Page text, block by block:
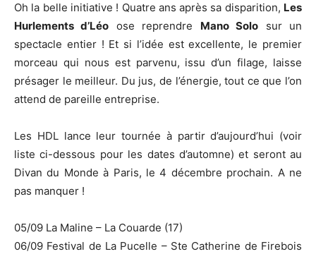
Oh la belle initiative ! Quatre ans après sa disparition, Les
Hurlements d’Léo ose reprendre Mano Solo sur un
spectacle entier ! Et si l’idée est excellente, le premier
morceau qui nous est parvenu, issu d’un filage, laisse
présager le meilleur. Du jus, de l’énergie, tout ce que l’on
attend de pareille entreprise.
Les HDL lance leur tournée à partir d’aujourd’hui (voir
liste ci-dessous pour les dates d’automne) et seront au
Divan du Monde à Paris, le 4 décembre prochain. A ne
pas manquer !
05/09 La Maline – La Couarde (17)
06/09 Festival de La Pucelle – Ste Catherine de Firebois